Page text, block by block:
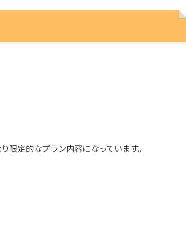
限定的なプラン内容になっています。